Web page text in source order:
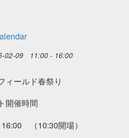
02-09 11:00 - 16:00
ィールド春祭り
開催時間
（10:30開場）